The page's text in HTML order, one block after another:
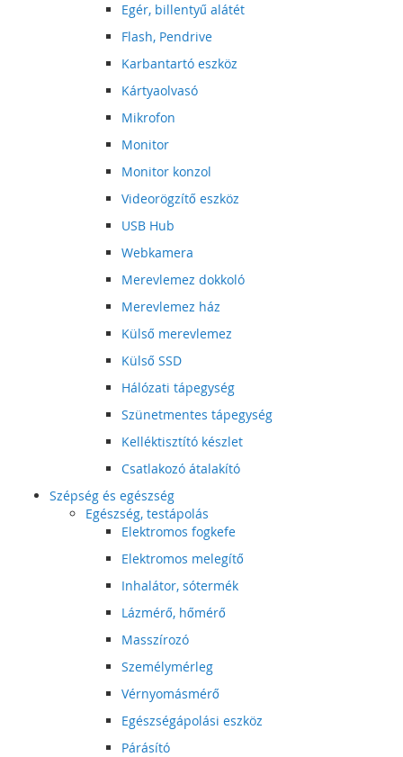
Egér, billentyű alátét
Flash, Pendrive
Karbantartó eszköz
Kártyaolvasó
Mikrofon
Monitor
Monitor konzol
Videorögzítő eszköz
USB Hub
Webkamera
Merevlemez dokkoló
Merevlemez ház
Külső merevlemez
Külső SSD
Hálózati tápegység
Szünetmentes tápegység
Kelléktisztító készlet
Csatlakozó átalakító
Szépség és egészség
Egészség, testápolás
Elektromos fogkefe
Elektromos melegítő
Inhalátor, sótermék
Lázmérő, hőmérő
Masszírozó
Személymérleg
Vérnyomásmérő
Egészségápolási eszköz
Párásító